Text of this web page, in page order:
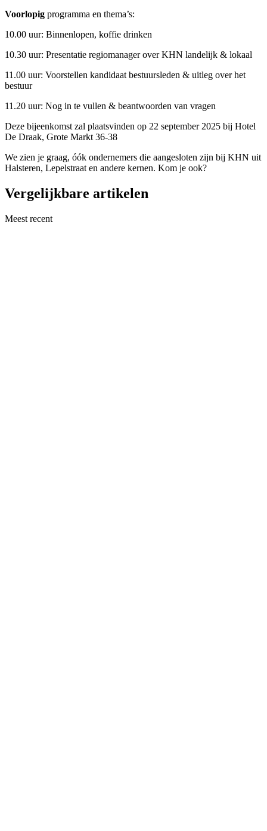
Voorlopig programma en thema’s:
10.00 uur: Binnenlopen, koffie drinken
10.30 uur: Presentatie regiomanager over KHN landelijk & lokaal
11.00 uur: Voorstellen kandidaat bestuursleden & uitleg over het
bestuur
11.20 uur: Nog in te vullen & beantwoorden van vragen
Deze bijeenkomst zal plaatsvinden op 22 september 2025 bij Hotel
De Draak, Grote Markt 36-38
We zien je graag, óók ondernemers die aangesloten zijn bij KHN uit
Halsteren, Lepelstraat en andere kernen. Kom je ook?
Vergelijkbare artikelen
Meest recent